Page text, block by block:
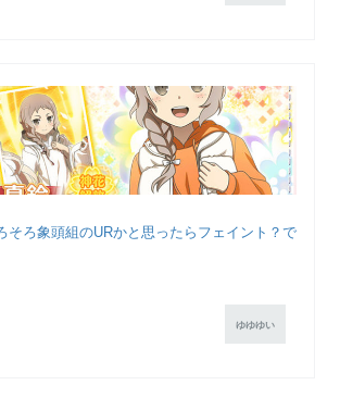
そろ象頭組のURかと思ったらフェイント？で
ゆゆゆい